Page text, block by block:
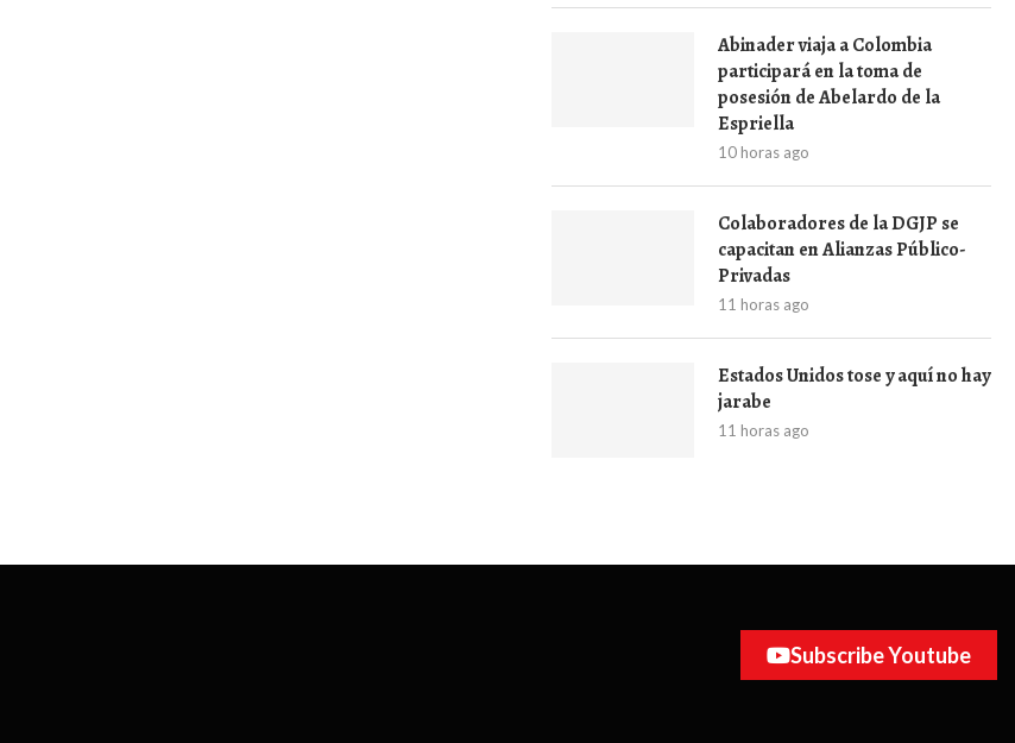
Abinader viaja a Colombia
participará en la toma de
posesión de Abelardo de la
Espriella
10 horas ago
Colaboradores de la DGJP se
capacitan en Alianzas Público-
Privadas
11 horas ago
Estados Unidos tose y aquí no hay
jarabe
11 horas ago
Subscribe Youtube